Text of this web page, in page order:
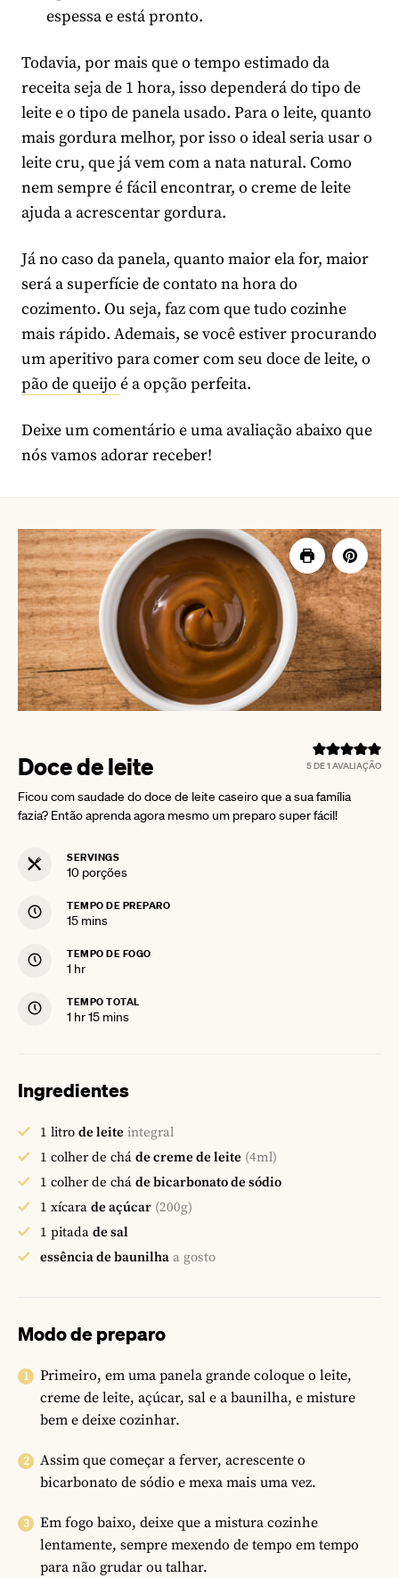
espessa e está pronto.
Todavia, por mais que o tempo estimado da
receita seja de 1 hora, isso dependerá do tipo de
leite e o tipo de panela usado. Para o leite, quanto
mais gordura melhor, por isso o ideal seria usar o
leite cru, que já vem com a nata natural. Como
nem sempre é fácil encontrar, o creme de leite
ajuda a acrescentar gordura.
Já no caso da panela, quanto maior ela for, maior
será a superfície de contato na hora do
cozimento. Ou seja, faz com que tudo cozinhe
mais rápido. Ademais, se você estiver procurando
um aperitivo para comer com seu doce de leite, o
pão de queijo é a opção perfeita.
Deixe um comentário e uma avaliação abaixo que
nós vamos adorar receber!
5DE 1 AVALIAÇÃO
Doce de leite
Ficou com saudade do doce de leite caseiro que a sua família
fazia? Então aprenda agora mesmo um preparo super fácil!
SERVINGS
10 porções
TEMPO DE PREPARO
15minutes
mins
TEMPO DE FOGO
1hour
hr
TEMPO TOTAL
1hour
hr15minutes
mins
Ingredientes
1 litro de leite integral
1 colher de chá de creme de leite (4ml)
1 colher de chá de bicarbonato de sódio
1 xícara de açúcar (200g)
1 pitada de sal
essência de baunilha a gosto
Modo de preparo
Primeiro, em uma panela grande coloque o leite,
creme de leite, açúcar, sal e a baunilha, e misture
bem e deixe cozinhar.
Assim que começar a ferver, acrescente o
bicarbonato de sódio e mexa mais uma vez.
Em fogo baixo, deixe que a mistura cozinhe
lentamente, sempre mexendo de tempo em tempo
para não grudar ou talhar.